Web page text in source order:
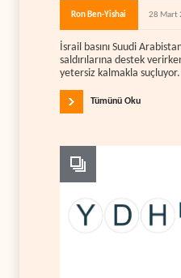
Ron Ben-Yishai 28 Mart
İsrail basını Suudi
saldırılarına destek
yetersiz kalmakla suçluyor.
Tümünü Oku